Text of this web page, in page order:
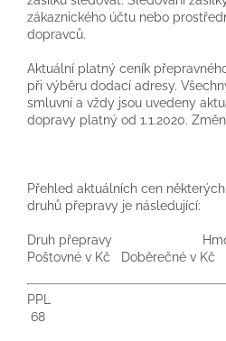
zákaznického účtu nebo
dopravců.
Aktuální platný ceník
při výběru dodací adresy.
smluvní a vždy jsou uvedeny
dopravy platný od 1.1.2020.
Přehled aktuálních cen
druhů přepravy je následující:
Druh přepravy
Poštovné v Kč Doběrečné v Kč
PPL 0 –
68